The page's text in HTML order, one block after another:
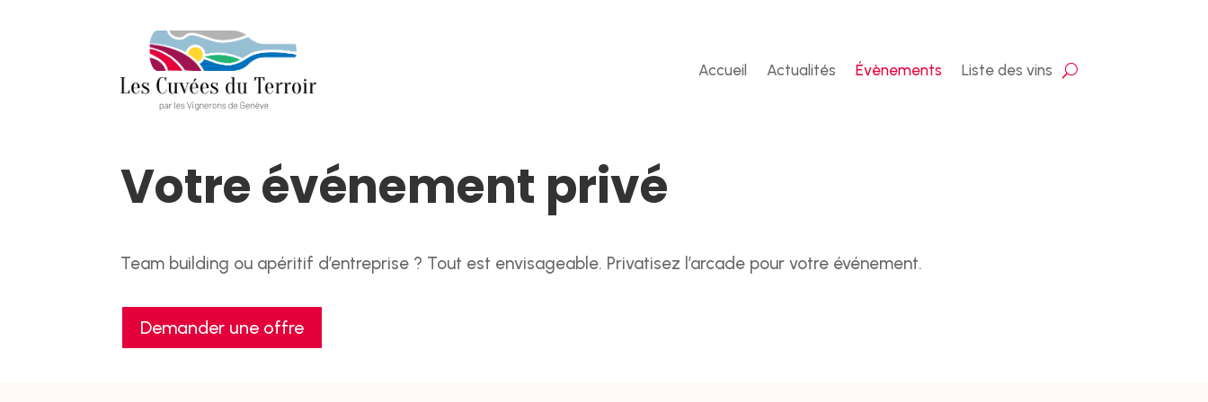
Accueil Actualités Évènements Liste des vins
Votre événement privé
Team building ou apéritif d’entreprise ? Tout est envisageable. Privatisez l’arcade pour votre événement.
Demander une offre